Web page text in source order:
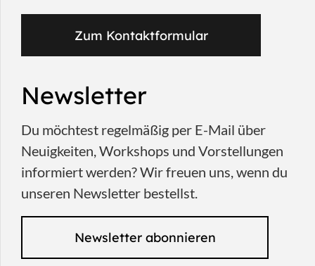
Zum Kontaktformular
Newsletter
Du möchtest regelmäßig per E-Mail über
Neuigkeiten, Workshops und Vorstellungen
informiert werden? Wir freuen uns, wenn du
unseren Newsletter bestellst.
Newsletter abonnieren